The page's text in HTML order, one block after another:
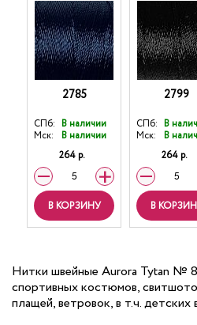
2785
СПб: В наличии
Мск:
В наличии
264 р.
В КОРЗИНУ
2799
СПб: В
Мск:
В
264 р.
В
Нитки швейные Aurora Tytan №
спортивных костюмов,
плащей, ветровок, в т.ч. детских